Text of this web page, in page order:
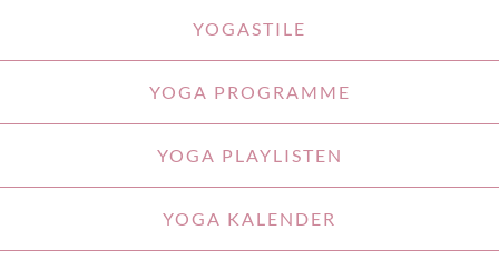
YOGASTILE
YOGA PROGRAMME
YOGA PLAYLISTEN
YOGA KALENDER